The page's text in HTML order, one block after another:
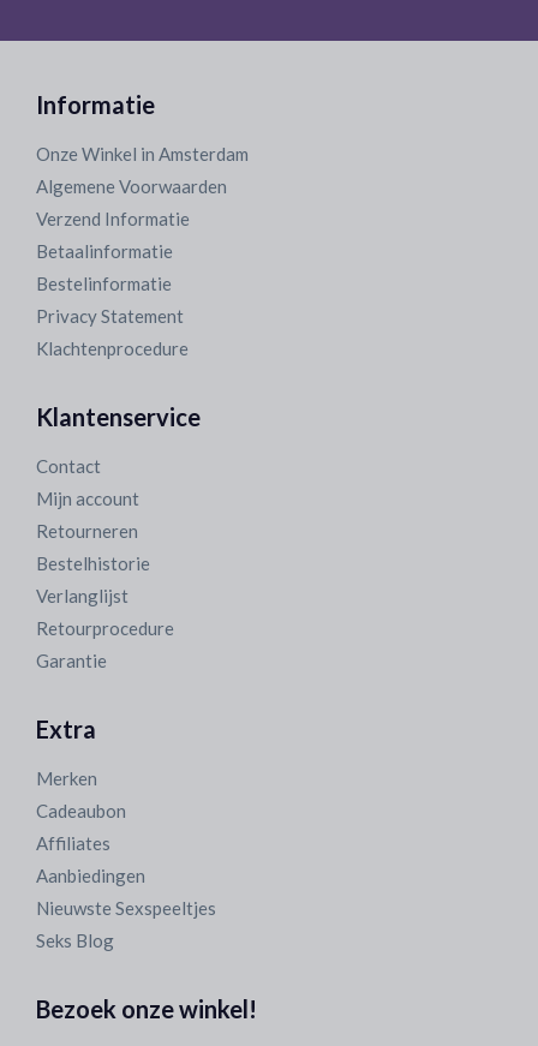
Informatie
Onze Winkel in Amsterdam
Algemene Voorwaarden
Verzend Informatie
Betaalinformatie
Bestelinformatie
Privacy Statement
Klachtenprocedure
Klantenservice
Contact
Mijn account
Retourneren
Bestelhistorie
Verlanglijst
Retourprocedure
Garantie
Extra
Merken
Cadeaubon
Affiliates
Aanbiedingen
Nieuwste Sexspeeltjes
Seks Blog
Bezoek onze winkel!